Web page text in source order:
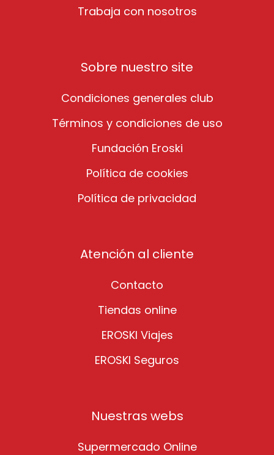
Trabaja con nosotros
Sobre nuestro site
Condiciones generales club
Términos y condiciones de uso
Fundación Eroski
Política de cookies
Política de privacidad
Atención al cliente
Contacto
Tiendas online
EROSKI Viajes
EROSKI Seguros
Nuestras webs
Supermercado Online